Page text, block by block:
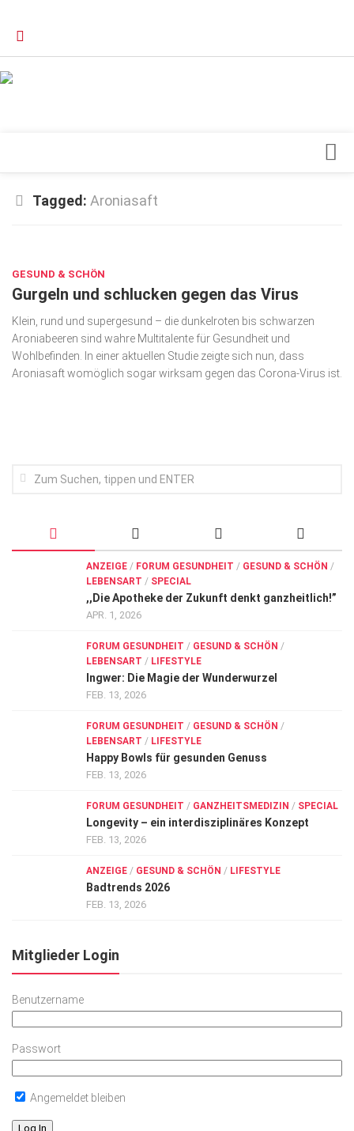
Orthopädie
Schönheit & Wohlbefinden
Special
Wirtschaft, Recht, Finanzen
Sehen
Kampf gegen Krebs
Tagged: Aroniasaft
GESUND & SCHÖN
Gurgeln und schlucken gegen das Virus
Klein, rund und supergesund – die dunkelroten bis schwarzen
Aroniabeeren sind wahre Multitalente für Gesundheit und
Wohlbefinden. In einer aktuellen Studie zeigte sich nun, dass
Aroniasaft womöglich sogar wirksam gegen das Corona-Virus ist.
ANZEIGE / FORUM GESUNDHEIT / GESUND & SCHÖN /
LEBENSART / SPECIAL
,,Die Apotheke der Zukunft denkt ganzheitlich!”
APR. 1, 2026
FORUM GESUNDHEIT / GESUND & SCHÖN /
LEBENSART / LIFESTYLE
Ingwer: Die Magie der Wunderwurzel
FEB. 13, 2026
FORUM GESUNDHEIT / GESUND & SCHÖN /
LEBENSART / LIFESTYLE
Happy Bowls für gesunden Genuss
FEB. 13, 2026
FORUM GESUNDHEIT / GANZHEITSMEDIZIN / SPECIAL
Longevity – ein interdisziplinäres Konzept
FEB. 13, 2026
ANZEIGE / GESUND & SCHÖN / LIFESTYLE
Badtrends 2026
FEB. 13, 2026
Mitglieder Login
Benutzername
Passwort
Angemeldet bleiben